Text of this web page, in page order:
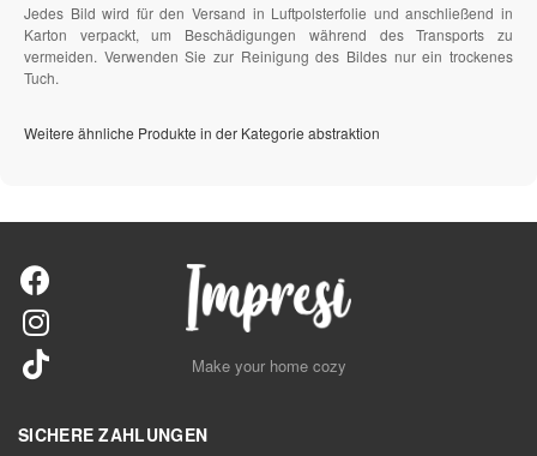
Jedes Bild wird für den Versand in Luftpolsterfolie und anschließend in
Karton verpackt, um Beschädigungen während des Transports zu
vermeiden. Verwenden Sie zur Reinigung des Bildes nur ein trockenes
Tuch.
Weitere ähnliche Produkte in der Kategorie abstraktion
Make your home cozy
SICHERE ZAHLUNGEN